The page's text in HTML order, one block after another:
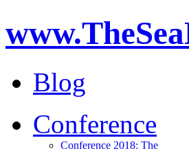
Blog
Conference
Conference 2018: The